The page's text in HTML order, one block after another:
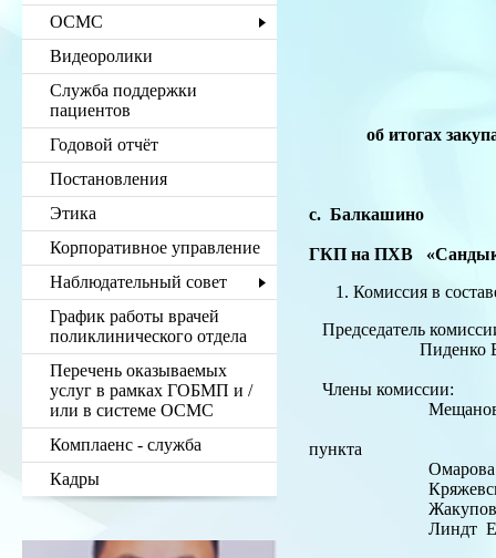
ОСМС
Видеоролики
Служба поддержки
пациентов
Годовой отчёт
Постановления
Этика
Корпоративное управление
Наблюдательный совет
График работы врачей
поликлинического отдела
Перечень оказываемых
услуг в рамках ГОБМП и /
или в системе ОСМС
Комплаенс - служба
Кадры
об итогах закупа
с.
ГКП на ПХВ
Комиссия в
Председатель
Пиденко В.А. -
Члены комиссии:
Мещанова
Омарова Ж.С.
Кряжевских
Жакупова
Линдт Е.Я. -